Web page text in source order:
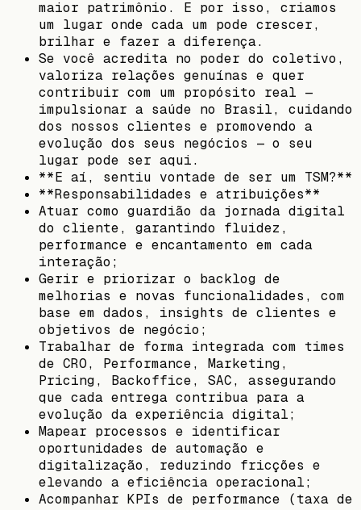
maior patrimônio. E por isso, criamos
um lugar onde cada um pode crescer,
brilhar e fazer a diferença.
Se você acredita no poder do coletivo,
valoriza relações genuínas e quer
contribuir com um propósito real —
impulsionar a saúde no Brasil, cuidando
dos nossos clientes e promovendo a
evolução dos seus negócios — o seu
lugar pode ser aqui.
**E aí, sentiu vontade de ser um TSM?**
**Responsabilidades e atribuições**
Atuar como guardião da jornada digital
do cliente, garantindo fluidez,
performance e encantamento em cada
interação;
Gerir e priorizar o backlog de
melhorias e novas funcionalidades, com
base em dados, insights de clientes e
objetivos de negócio;
Trabalhar de forma integrada com times
de CRO, Performance, Marketing,
Pricing, Backoffice, SAC, assegurando
que cada entrega contribua para a
evolução da experiência digital;
Mapear processos e identificar
oportunidades de automação e
digitalização, reduzindo fricções e
elevando a eficiência operacional;
Acompanhar KPIs de performance (taxa de